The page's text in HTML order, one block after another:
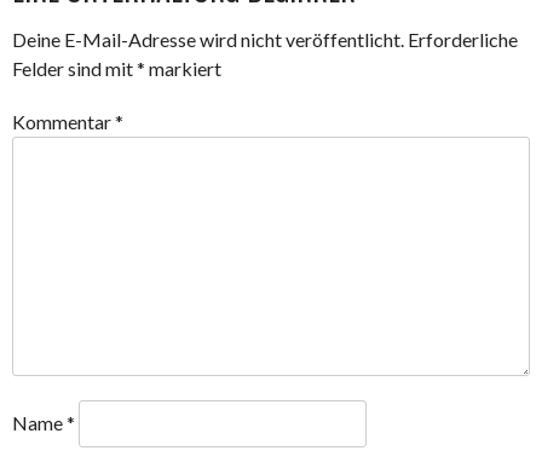
Deine E-Mail-Adresse wird nicht veröffentlicht. Erforderliche
Felder sind mit* markiert
Kommentar*
Name*